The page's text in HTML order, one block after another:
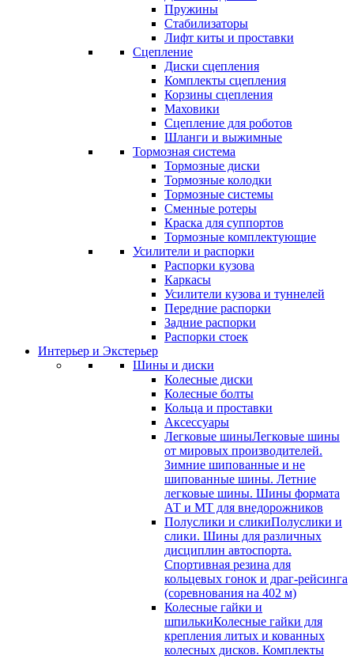
Пружины
Стабилизаторы
Лифт киты и проставки
Сцепление
Диски сцепления
Комплекты сцепления
Корзины сцепления
Маховики
Сцепление для роботов
Шланги и выжимные
Тормозная система
Тормозные диски
Тормозные колодки
Тормозные системы
Сменные ротеры
Краска для суппортов
Тормозные комплектующие
Усилители и распорки
Распорки кузова
Каркасы
Усилители кузова и туннелей
Передние распорки
Задние распорки
Распорки стоек
Интерьер и Экстерьер
Шины и диски
Колесные диски
Колесные болты
Кольца и проставки
Аксессуары
Легковые шиныЛегковые шины
от мировых производителей.
Зимние шипованные и не
шипованные шины. Летние
легковые шины. Шины формата
АТ и МТ для внедорожников
Полуслики и сликиПолуслики и
слики. Шины для различных
дисциплин автоспорта.
Спортивная резина для
кольцевых гонок и драг-рейсинга
(соревнования на 402 м)
Колесные гайки и
шпилькиКолесные гайки для
крепления литых и кованных
колесных дисков. Комплекты